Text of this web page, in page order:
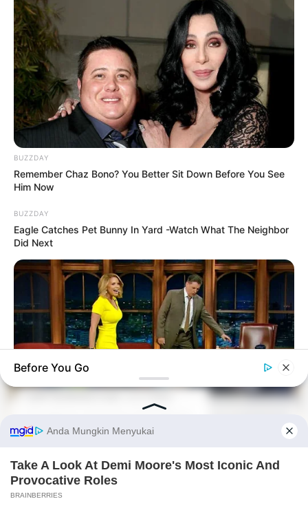
Serem! 9 Chat Ojek Online &
Pelanggan Ini Bikin Auto
Merinding
Bikin Ngakak, 10 Potret
Seadanya
Anti Mainstream, 10 Cara
Membawa Barang Belanjaan
Versi Warga Thailand
BUZZDAY
Remember Chaz Bono? You Better Sit Down Before You See
Him Now
BUZZDAY
Eagle Catches Pet Bunny In Yard -Watch What The Neighbor
Did Next
BUZZDAY
Before You Go